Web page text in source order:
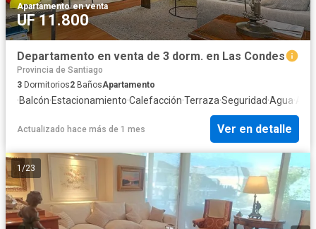
Apartamento·en venta
UF 11.800
Departamento en venta de 3 dorm. en Las Condes
Provincia de Santiago
3 Dormitorios2 BañosApartamento
·Balcón·Estacionamiento·Calefacción·Terraza·Seguridad·Agua·
Actualizado hace más de 1 mes Ver en detalle
1 /23